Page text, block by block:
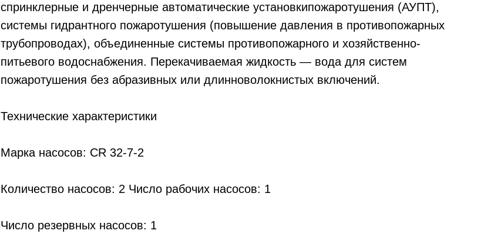
спринклерные и дренчерные автоматические установкипожаротушения (АУПТ),
системы гидрантного пожаротушения (повышение давления в противопожарных
трубопроводах), объединенные системы противопожарного и хозяйственно-
питьевого водоснабжения. Перекачиваемая жидкость — вода для систем
пожаротушения без абразивных или длинноволокнистых включений.
Технические характеристики
Марка насосов: CR 32-7-2
Количество насосов: 2 Число рабочих насосов: 1
Число резервных насосов: 1